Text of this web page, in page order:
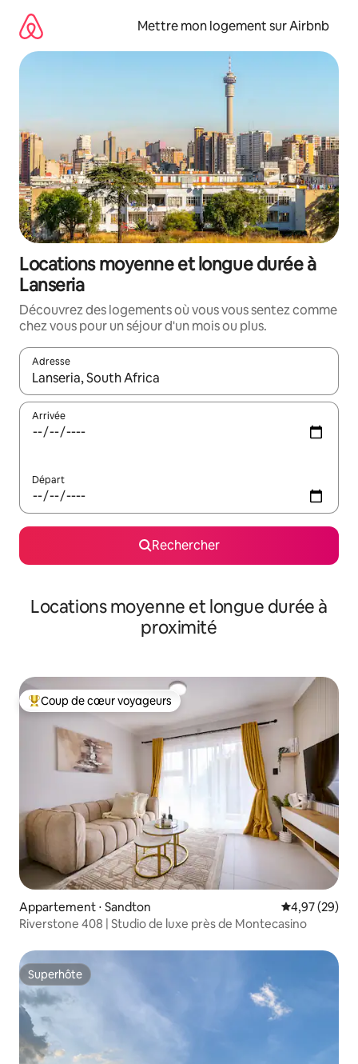
directement
contenu
Mettre mon logement sur Airbnb
Locations moyenne et longue durée à
Lanseria
Découvrez des logements où vous vous sentez comme
chez vous pour un séjour d'un mois ou plus.
Adresse
Lorsque les résultats s'affichent, utilisez les flèches vers le
Arrivée
Départ
Rechercher
Locations moyenne et longue durée à
proximité
Coups de cœur voyageurs les plus appréciés
Coup de cœur voyageurs
Appartement ⋅ Sandton Évaluation
4,97 (29)
Riverstone 408 | Studio de luxe près de Montecasino
Superhôte
Superhôte